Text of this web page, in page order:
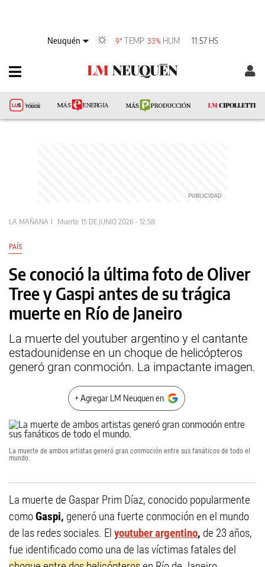
Neuquén 9° TEMP 33% HUM 11:57 HS
LA MAÑANA Muerte 15 DE JUNIO 2026 - 12:58
PAÍS
Se conoció la última foto de Oliver
Tree y Gaspi antes de su trágica
muerte en Río de Janeiro
La muerte del youtuber argentino y el cantante
estadounidense en un choque de helicópteros
generó gran conmoción. La impactante imagen.
+ Agregar LM Neuquen en
La muerte de ambos artistas generó gran conmoción entre sus fanáticos de todo el
mundo.
La muerte de Gaspar Prim Díaz, conocido popularmente
comoGaspi, generó una fuerte conmoción en el mundo
de las redes sociales. El youtuber argentino, de 23 años,
fue identificado como una de las víctimas fatales del